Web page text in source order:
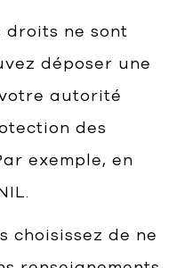
droits ne sont
déposer une
autorité
des
exemple, en
choisissez de ne